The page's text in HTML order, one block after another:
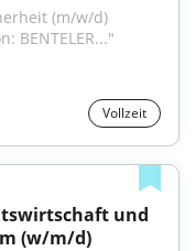
(m/w/d)
BENTELER..."
Vollzeit
und
(w/m/d)